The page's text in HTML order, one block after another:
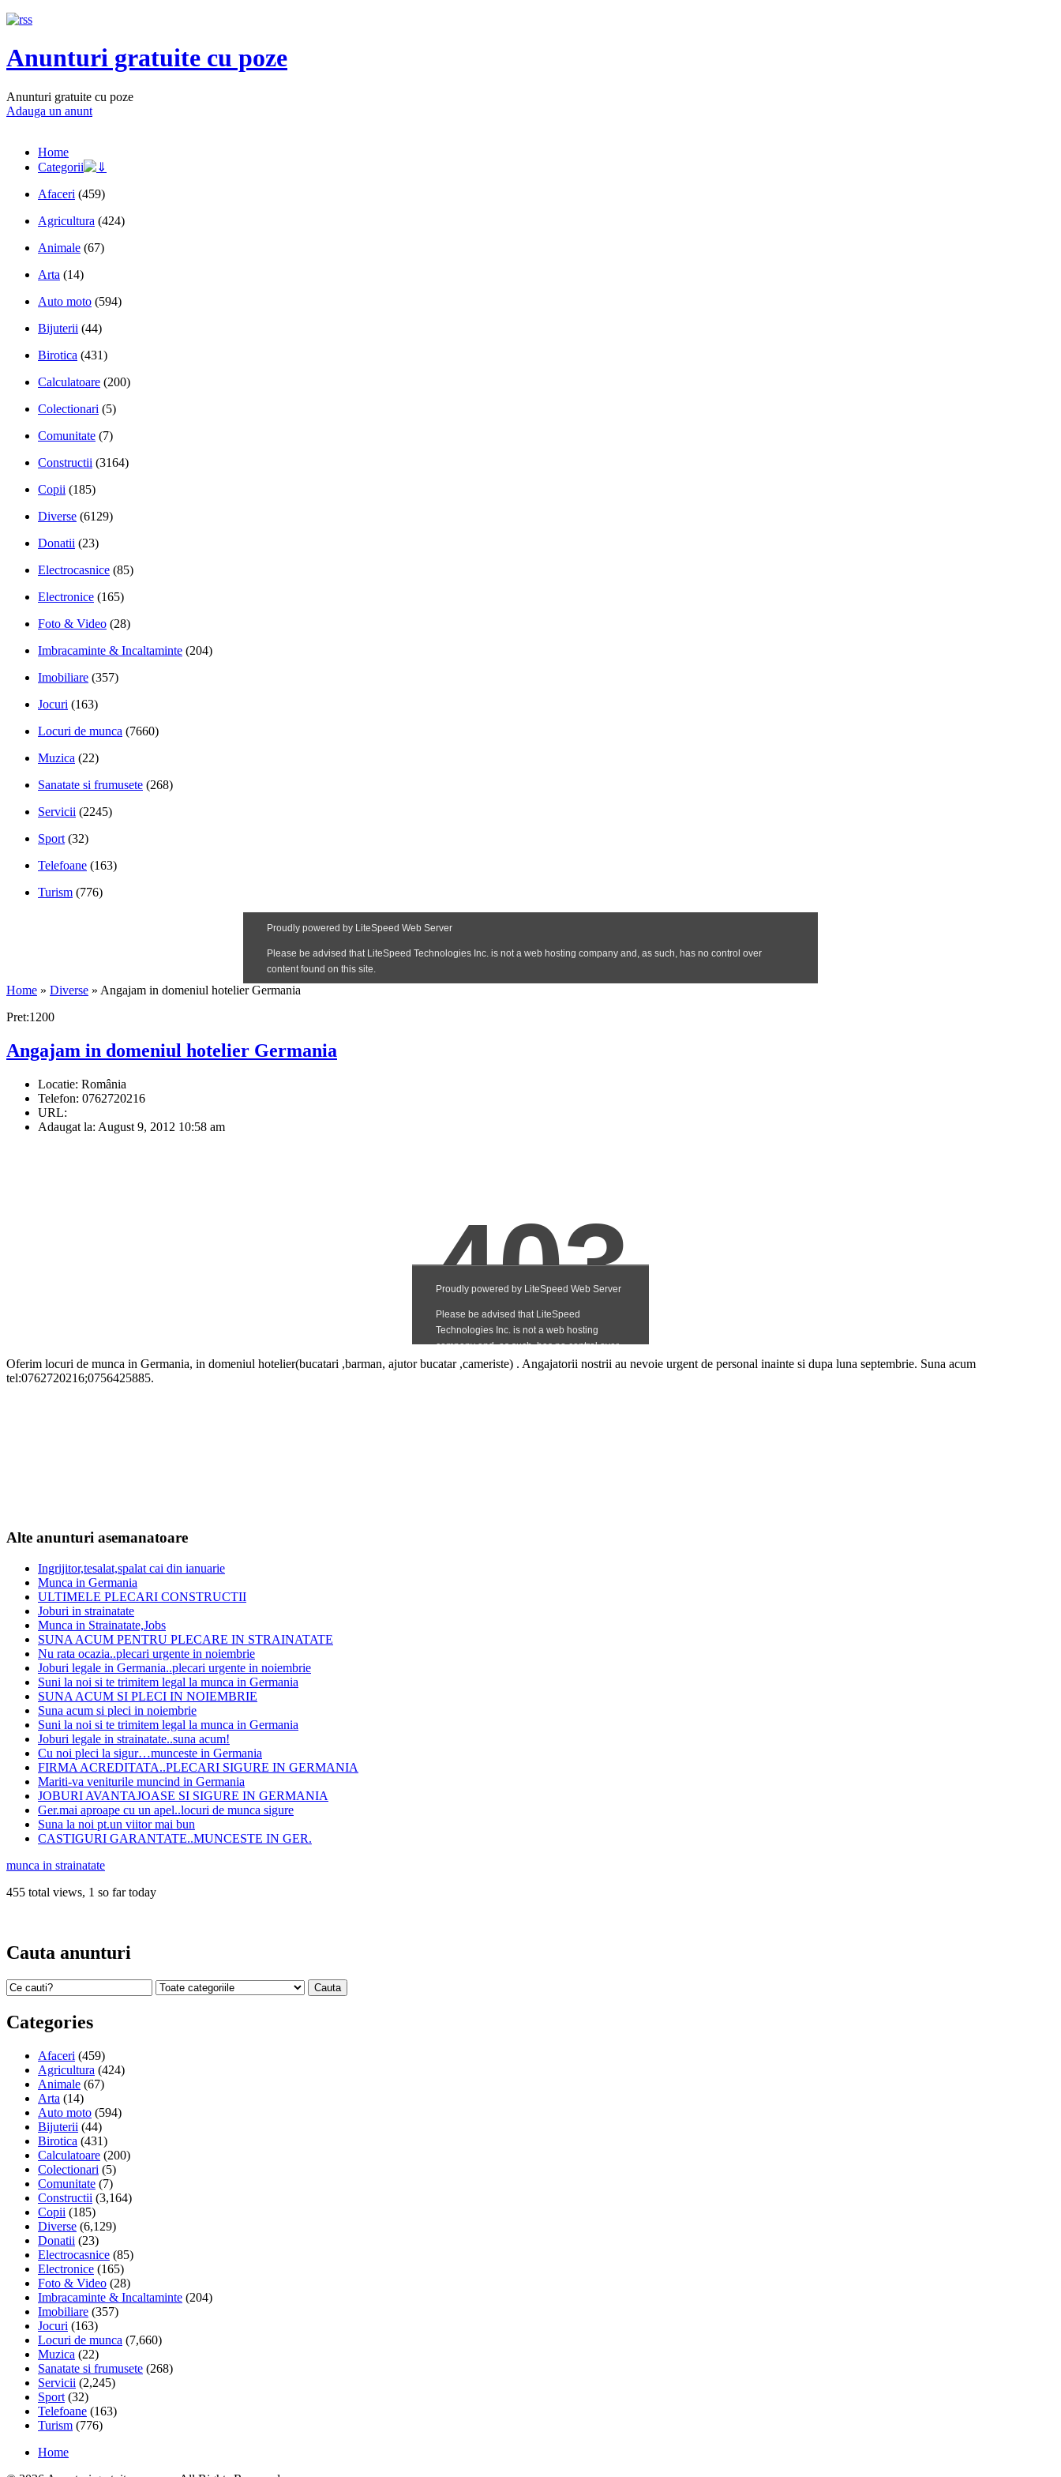
Anunturi gratuite cu poze
Anunturi gratuite cu poze
Adauga un anunt
Home
Categorii
Afaceri (459)
Agricultura (424)
Animale (67)
Arta (14)
Auto moto (594)
Bijuterii (44)
Birotica (431)
Calculatoare (200)
Colectionari (5)
Comunitate (7)
Constructii (3164)
Copii (185)
Diverse (6129)
Donatii (23)
Electrocasnice (85)
Electronice (165)
Foto & Video (28)
Imbracaminte & Incaltaminte (204)
Imobiliare (357)
Jocuri (163)
Locuri de munca (7660)
Muzica (22)
Sanatate si frumusete (268)
Servicii (2245)
Sport (32)
Telefoane (163)
Turism (776)
Home » Diverse » Angajam in domeniul hotelier Germania
Pret:1200
Angajam in domeniul hotelier Germania
Locatie: România
Telefon: 0762720216
URL:
Adaugat la: August 9, 2012 10:58 am
Oferim locuri de munca in Germania, in domeniul hotelier(bucatari ,barman, ajutor bucatar ,cameriste) . Angajatorii nostrii au nevoie urgent de personal inainte si dupa luna septembrie. Suna acum
tel:0762720216;0756425885.
Alte anunturi asemanatoare
Ingrijitor,tesalat,spalat cai din ianuarie
Munca in Germania
ULTIMELE PLECARI CONSTRUCTII
Joburi in strainatate
Munca in Strainatate,Jobs
SUNA ACUM PENTRU PLECARE IN STRAINATATE
Nu rata ocazia..plecari urgente in noiembrie
Joburi legale in Germania..plecari urgente in noiembrie
Suni la noi si te trimitem legal la munca in Germania
SUNA ACUM SI PLECI IN NOIEMBRIE
Suna acum si pleci in noiembrie
Suni la noi si te trimitem legal la munca in Germania
Joburi legale in strainatate..suna acum!
Cu noi pleci la sigur…munceste in Germania
FIRMA ACREDITATA..PLECARI SIGURE IN GERMANIA
Mariti-va veniturile muncind in Germania
JOBURI AVANTAJOASE SI SIGURE IN GERMANIA
Ger.mai aproape cu un apel..locuri de munca sigure
Suna la noi pt.un viitor mai bun
CASTIGURI GARANTATE..MUNCESTE IN GER.
munca in strainatate
455 total views, 1 so far today
Cauta anunturi
Categories
Afaceri (459)
Agricultura (424)
Animale (67)
Arta (14)
Auto moto (594)
Bijuterii (44)
Birotica (431)
Calculatoare (200)
Colectionari (5)
Comunitate (7)
Constructii (3,164)
Copii (185)
Diverse (6,129)
Donatii (23)
Electrocasnice (85)
Electronice (165)
Foto & Video (28)
Imbracaminte & Incaltaminte (204)
Imobiliare (357)
Jocuri (163)
Locuri de munca (7,660)
Muzica (22)
Sanatate si frumusete (268)
Servicii (2,245)
Sport (32)
Telefoane (163)
Turism (776)
Home